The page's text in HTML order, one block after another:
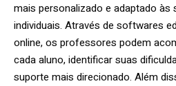
mais personalizado e adaptado às
individuais. Através de softwares
online, os professores podem
cada aluno, identificar suas
suporte mais direcionado. Além